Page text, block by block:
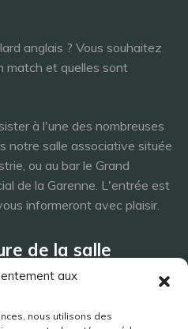
aux
nous utilisons des
anglais ? Vous souhaitez
match et quelles sont
à l'une des nombreuses
notre salle associative située
ou au bar le Grand
de la Garenne. L'entrée est
informeront avec plaisir.
de la salle